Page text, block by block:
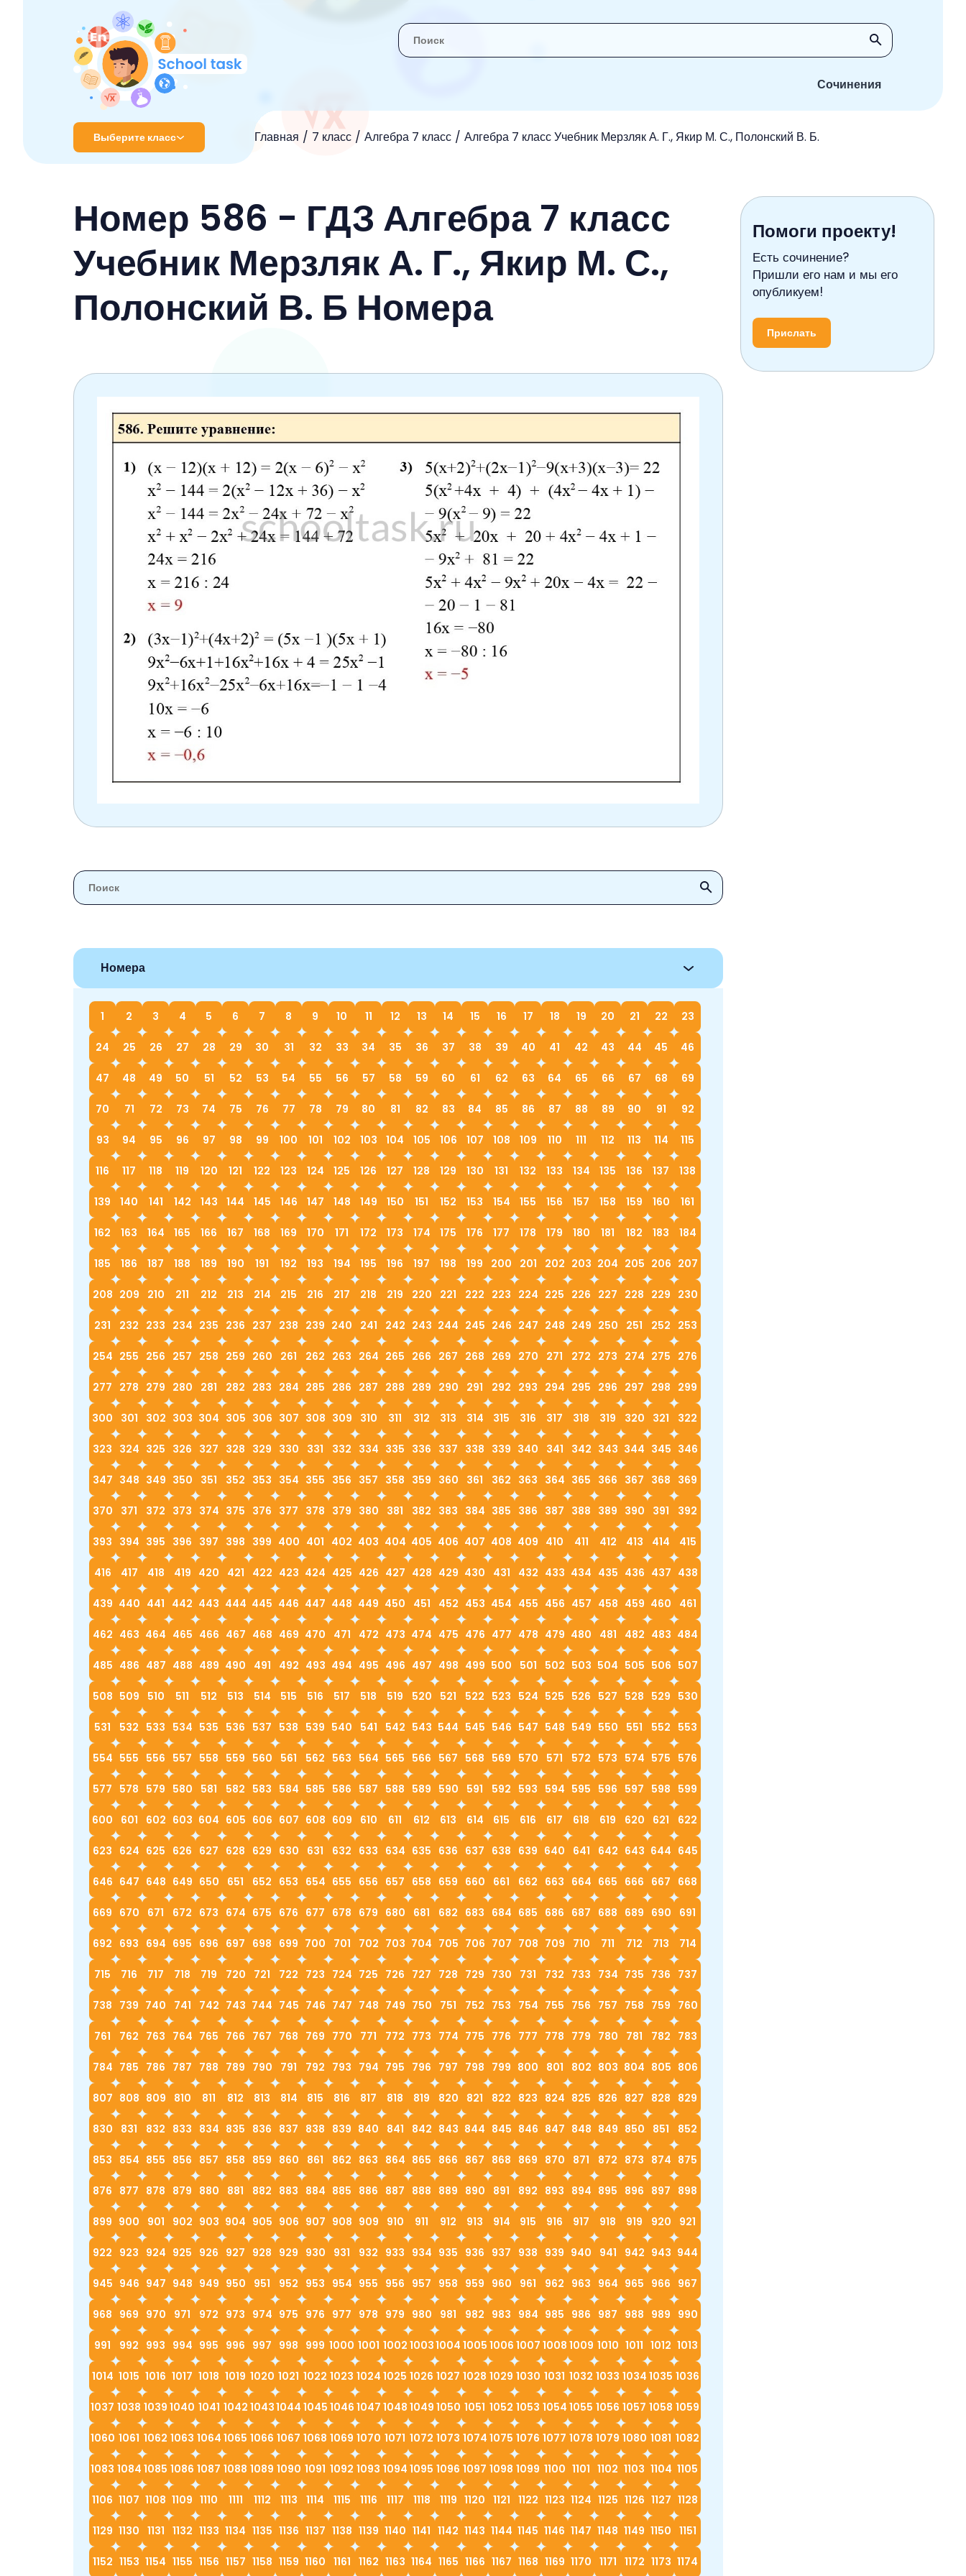
Сочинения
Выберите класс Главная 7 класс Алгебра 7 класс Алгебра 7 класс Учебник Мерзляк А. Г., Якир М. С., Полонский В. Б.
2 класс
4 класс
5 класс
9 класс
Номер 586 - ГДЗ Алгебра 7 класс
Учебник Мерзляк А. Г., Якир М. С.,
Полонский В. Б Номера
Номера
1 2 3 4 5 6 7 8 9 10 11 12 13 14 15 16 17 18 19 20 21 22 23
24 25 26 27 28 29 30 31 32 33 34 35 36 37 38 39 40 41 42 43 44 45 46
47 48 49 50 51 52 53 54 55 56 57 58 59 60 61 62 63 64 65 66 67 68 69
70 71 72 73 74 75 76 77 78 79 80 81 82 83 84 85 86 87 88 89 90 91 92
93 94 95 96 97 98 99 100 101 102 103 104 105 106 107 108 109 110 111 112 113 114 115
116 117 118 119 120 121 122 123 124 125 126 127 128 129 130 131 132 133 134 135 136 137 138
139 140 141 142 143 144 145 146 147 148 149 150 151 152 153 154 155 156 157 158 159 160 161
162 163 164 165 166 167 168 169 170 171 172 173 174 175 176 177 178 179 180 181 182 183 184
185 186 187 188 189 190 191 192 193 194 195 196 197 198 199 200 201 202 203 204 205 206 207
208 209 210 211 212 213 214 215 216 217 218 219 220 221 222 223 224 225 226 227 228 229 230
231 232 233 234 235 236 237 238 239 240 241 242 243 244 245 246 247 248 249 250 251 252 253
254 255 256 257 258 259 260 261 262 263 264 265 266 267 268 269 270 271 272 273 274 275 276
277 278 279 280 281 282 283 284 285 286 287 288 289 290 291 292 293 294 295 296 297 298 299
300 301 302 303 304 305 306 307 308 309 310 311 312 313 314 315 316 317 318 319 320 321 322
323 324 325 326 327 328 329 330 331 332 334 335 336 337 338 339 340 341 342 343 344 345 346
347 348 349 350 351 352 353 354 355 356 357 358 359 360 361 362 363 364 365 366 367 368 369
370 371 372 373 374 375 376 377 378 379 380 381 382 383 384 385 386 387 388 389 390 391 392
393 394 395 396 397 398 399 400 401 402 403 404 405 406 407 408 409 410 411 412 413 414 415
416 417 418 419 420 421 422 423 424 425 426 427 428 429 430 431 432 433 434 435 436 437 438
439 440 441 442 443 444 445 446 447 448 449 450 451 452 453 454 455 456 457 458 459 460 461
462 463 464 465 466 467 468 469 470 471 472 473 474 475 476 477 478 479 480 481 482 483 484
485 486 487 488 489 490 491 492 493 494 495 496 497 498 499 500 501 502 503 504 505 506 507
508 509 510 511 512 513 514 515 516 517 518 519 520 521 522 523 524 525 526 527 528 529 530
531 532 533 534 535 536 537 538 539 540 541 542 543 544 545 546 547 548 549 550 551 552 553
554 555 556 557 558 559 560 561 562 563 564 565 566 567 568 569 570 571 572 573 574 575 576
577 578 579 580 581 582 583 584 585 586 587 588 589 590 591 592 593 594 595 596 597 598 599
600 601 602 603 604 605 606 607 608 609 610 611 612 613 614 615 616 617 618 619 620 621 622
623 624 625 626 627 628 629 630 631 632 633 634 635 636 637 638 639 640 641 642 643 644 645
646 647 648 649 650 651 652 653 654 655 656 657 658 659 660 661 662 663 664 665 666 667 668
669 670 671 672 673 674 675 676 677 678 679 680 681 682 683 684 685 686 687 688 689 690 691
692 693 694 695 696 697 698 699 700 701 702 703 704 705 706 707 708 709 710 711 712 713 714
715 716 717 718 719 720 721 722 723 724 725 726 727 728 729 730 731 732 733 734 735 736 737
738 739 740 741 742 743 744 745 746 747 748 749 750 751 752 753 754 755 756 757 758 759 760
761 762 763 764 765 766 767 768 769 770 771 772 773 774 775 776 777 778 779 780 781 782 783
784 785 786 787 788 789 790 791 792 793 794 795 796 797 798 799 800 801 802 803 804 805 806
807 808 809 810 811 812 813 814 815 816 817 818 819 820 821 822 823 824 825 826 827 828 829
830 831 832 833 834 835 836 837 838 839 840 841 842 843 844 845 846 847 848 849 850 851 852
853 854 855 856 857 858 859 860 861 862 863 864 865 866 867 868 869 870 871 872 873 874 875
876 877 878 879 880 881 882 883 884 885 886 887 888 889 890 891 892 893 894 895 896 897 898
899 900 901 902 903 904 905 906 907 908 909 910 911 912 913 914 915 916 917 918 919 920 921
922 923 924 925 926 927 928 929 930 931 932 933 934 935 936 937 938 939 940 941 942 943 944
945 946 947 948 949 950 951 952 953 954 955 956 957 958 959 960 961 962 963 964 965 966 967
968 969 970 971 972 973 974 975 976 977 978 979 980 981 982 983 984 985 986 987 988 989 990
991 992 993 994 995 996 997 998 999 1000 1001 1002 10031004 1005 1006 1007 1008 1009 1010 1011 1012 1013
1014 1015 1016 1017 1018 1019 1020 1021 1022 1023 1024 1025 1026 1027 1028 1029 1030 1031 1032 1033 1034 1035 1036
1037 1038 1039 1040 1041 1042 10431044 1045 1046 1047 1048 1049 1050 1051 1052 1053 1054 1055 1056 1057 1058 1059
1060 1061 1062 1063 1064 1065 1066 1067 1068 1069 1070 1071 1072 1073 1074 1075 1076 1077 1078 1079 1080 1081 1082
1083 1084 1085 1086 1087 1088 1089 1090 1091 1092 1093 1094 1095 1096 1097 1098 1099 1100 1101 1102 1103 1104 1105
1106 1107 1108 1109 1110 1111 1112 1113 1114 1115 1116 1117 1118 1119 1120 1121 1122 1123 1124 1125 1126 1127 1128
1129 1130 1131 1132 1133 1134 1135 1136 1137 1138 1139 1140 1141 1142 1143 1144 1145 1146 1147 1148 1149 1150 1151
1152 1153 1154 1155 1156 1157 1158 1159 1160 1161 1162 1163 1164 1165 1166 1167 1168 1169 1170 1171 1172 1173 1174
Помоги проекту!
Есть сочинение?
Пришли его нам и мы его
опубликуем!
Прислать